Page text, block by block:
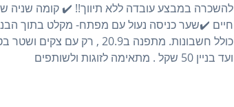
להשכרה במבצע עובדה ללא תיווך!! ✔️ קומה
כולל חשבונות. מתפנה ב20.9
ועד בניין 50 שקל . מתאימה לזוגות ולשותפים